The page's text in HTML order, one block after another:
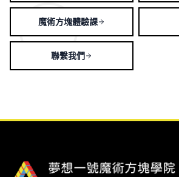
魔術方塊體驗課
聯繫我們